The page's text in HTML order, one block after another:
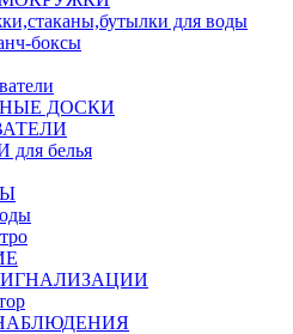
для воды
боксы
ДОСКИ
белья